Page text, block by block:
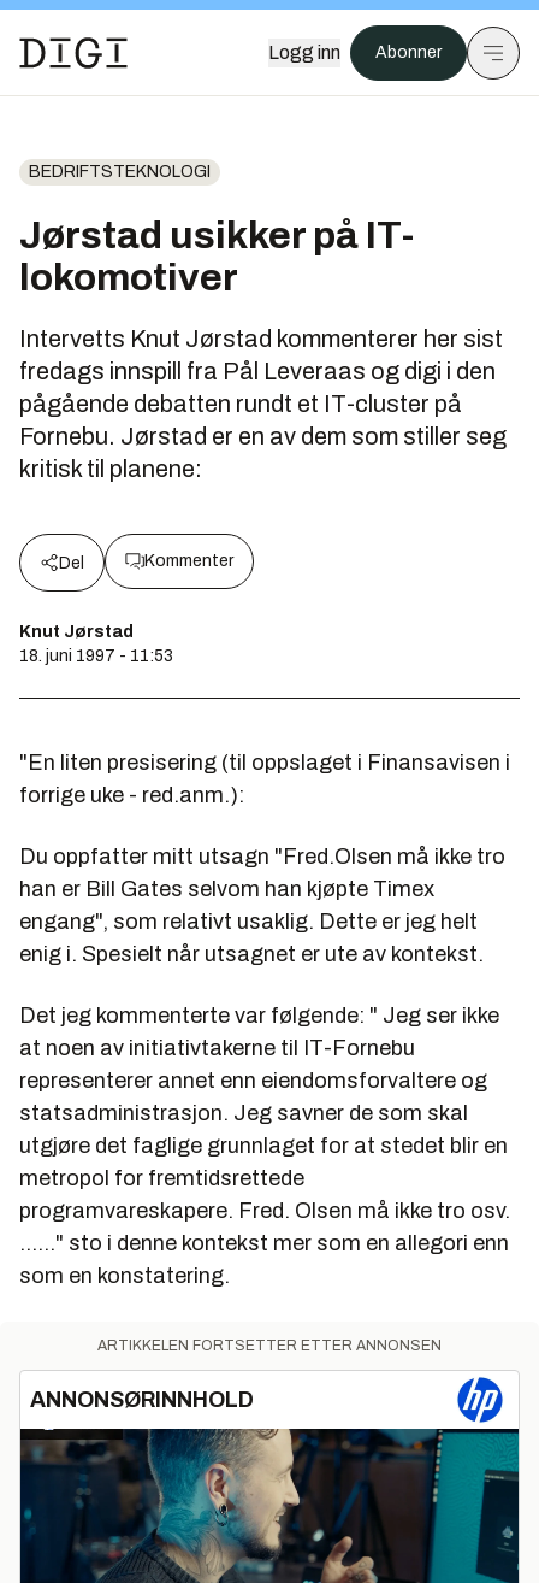
Logg inn Abonner
BEDRIFTSTEKNOLOGI
Jørstad usikker på IT-
lokomotiver
Intervetts Knut Jørstad kommenterer her sist
fredags innspill fra Pål Leveraas og digi i den
pågående debatten rundt et IT-cluster på
Fornebu. Jørstad er en av dem som stiller seg
kritisk til planene:
Del Kommenter
Knut Jørstad
18. juni 1997 - 11:53
"En liten presisering (til oppslaget i Finansavisen i
forrige uke - red.anm.):
Du oppfatter mitt utsagn "Fred.Olsen må ikke tro
han er Bill Gates selvom han kjøpte Timex
engang", som relativt usaklig. Dette er jeg helt
enig i. Spesielt når utsagnet er ute av kontekst.
Det jeg kommenterte var følgende: " Jeg ser ikke
at noen av initiativtakerne til IT-Fornebu
representerer annet enn eiendomsforvaltere og
statsadministrasjon. Jeg savner de som skal
utgjøre det faglige grunnlaget for at stedet blir en
metropol for fremtidsrettede
programvareskapere. Fred. Olsen må ikke tro osv.
......" sto i denne kontekst mer som en allegori enn
som en konstatering.
ARTIKKELEN FORTSETTER ETTER ANNONSEN
ANNONSØRINNHOLD